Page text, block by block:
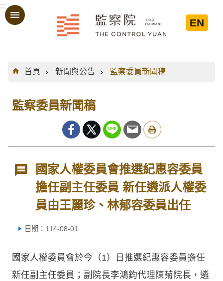
跳到主要內容區塊
:::
EN
:::
首頁
新聞與公告 監察委員新聞稿
監察委員新聞稿
國家人權委員會推選紀惠容委員
擔任副主任委員 新任遴派人權委
員由王麗珍、林郁容委員出任
日期：114-08-01
國家人權委員會於今（1）日推選紀惠容委員擔任
新任副主任委員；副院長李鴻鈞代理陳菊院長，遴